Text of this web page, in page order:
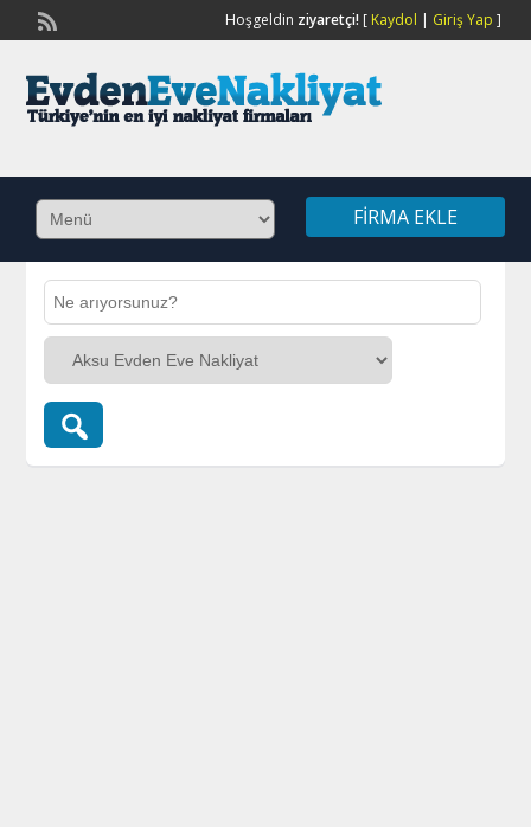
Hoşgeldin ziyaretçi![ Kaydol | Giriş Yap ]
FIRMA EKLE